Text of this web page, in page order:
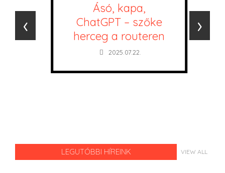
Ásó, kapa,
ChatGPT – szőke
herceg a routeren
2025.07.22.
‹ ›
LEGUTÓBBI HÍREINK VIEW ALL